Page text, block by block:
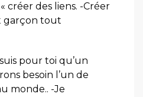
créer des liens. -Créer
garçon tout
pour toi qu’un
besoin l’un de
monde.. -Je